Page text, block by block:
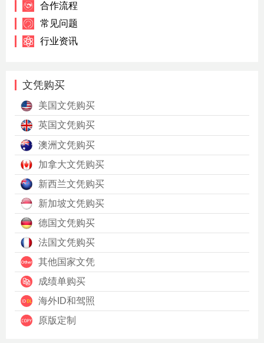
合作流程
常见问题
行业资讯
文凭购买
美国文凭购买
英国文凭购买
澳洲文凭购买
加拿大文凭购买
新西兰文凭购买
新加坡文凭购买
德国文凭购买
法国文凭购买
其他国家文凭
成绩单购买
海外ID和驾照
原版定制